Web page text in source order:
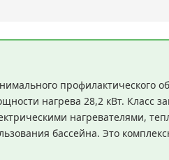
профилактического
нагрева 28,2 кВт. Класс
нагревателями,
бассейна. Это